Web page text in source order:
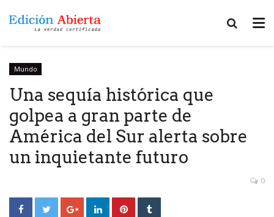
Mundo
Una sequía histórica que
golpea a gran parte de
América del Sur alerta sobre
un inquietante futuro
0